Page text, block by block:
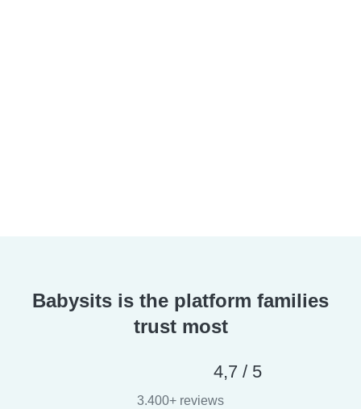
Babysits is the platform families
trust most
4,7 / 5
3.400+ reviews